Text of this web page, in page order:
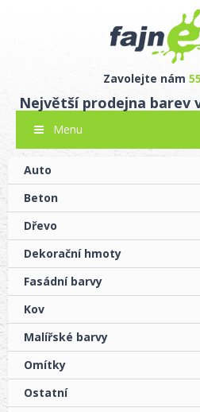
Zavolejte nám
Největší prodejna barev
Menu
Auto
Beton
Dřevo
Dekorační hmoty
Fasádní barvy
Kov
Malířské barvy
Omítky
Ostatní